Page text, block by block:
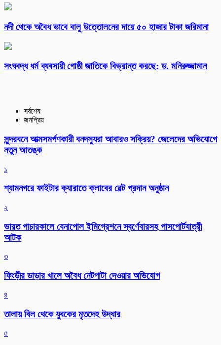
নদী থেকে অবৈধ ভাবে বালু উত্তোলনের দায়ে ৫০ হাজার টাকা জরিমানা
সংঘবদ্ধ ধর্ম ব্যবসায়ী গোষ্ঠী জাতিকে বিভ্রান্ত করছে: ড. মনিরুজ্জামান
সর্বশেষ
জনপ্রিয়
সুন্দরবনে আত্মসমর্পণকারী বনদস্যুরা আবারও সক্রিয়? জেলেদের অভিযোগে
নতুন আতঙ্ক
১
শ্যামনগরে ফাইটার ক্যারাতে ক্লাবের বেল্ট প্রদান অনুষ্ঠান
২
ভারত পাচারকালে বেনাপোল ইমিগ্রেশনে স্বর্ণেবারসহ পাসপোর্টযাত্রী
আটক
৩
ফিংড়ীর ডাড়ার খালে অবৈধ নেটপাটা দেওয়ার অভিযোগ
৪
তালায় বিল থেকে যুবকের মৃতদেহ উদ্ধার
৫